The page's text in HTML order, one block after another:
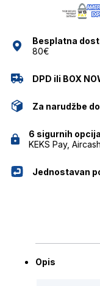
Besplatna
80€
DPD ili BOX
Za narudžbe
6 sigurnih
KEKS Pay,
Jednostavan
Opis